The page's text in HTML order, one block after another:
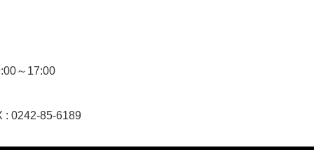
～17:00
: 0242-85-6189